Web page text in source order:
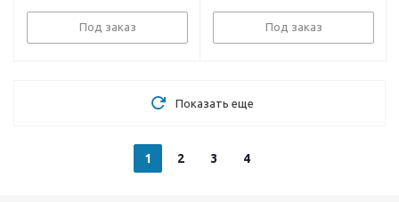
Под заказ Под заказ
Показать еще
1 2 3 4